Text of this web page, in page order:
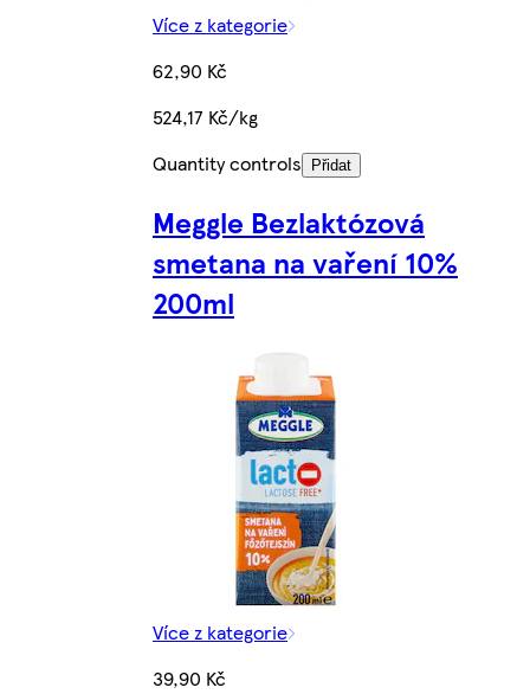
Více z kategorie
62,90 Kč
524,17 Kč/kg
Quantity controls
Přidat
Meggle Bezlaktózová
smetana na vaření 10%
200ml
Více z kategorie
39,90 Kč